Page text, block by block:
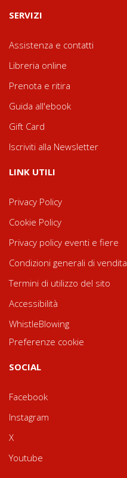
SERVIZI
Assistenza e contatti
Libreria online
Prenota e ritira
Guida all'ebook
Gift Card
Iscriviti alla Newsletter
LINK UTILI
Privacy Policy
Cookie Policy
Privacy policy eventi e fiere
Condizioni generali di vendita
Termini di utilizzo del sito
Accessibilità
WhistleBlowing
Preferenze cookie
SOCIAL
Facebook
Instagram
X
Youtube